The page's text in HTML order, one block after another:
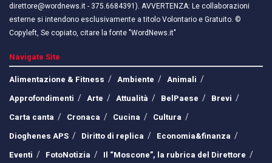
direttore@wordnews.it - ​​375.6684391). AVVERTENZA: Le collaborazioni
esterne si intendono esclusivamente a titolo Volontario e Gratuito. ©
Copyleft, Se copiato, citare la fonte "WordNews.it"
Navigate Site
Alimentazione & Fitness
Ambiente
Animali
Approfondimenti
Arte Attualità BelPaese
Brevi
Carta canta
Cronaca Cucina
Cultura
Dioghenes APS
Diritto di replica
Economia&finanza
Eventi
FotoNotizia
Il “Moscone”, la rubrica del Direttore